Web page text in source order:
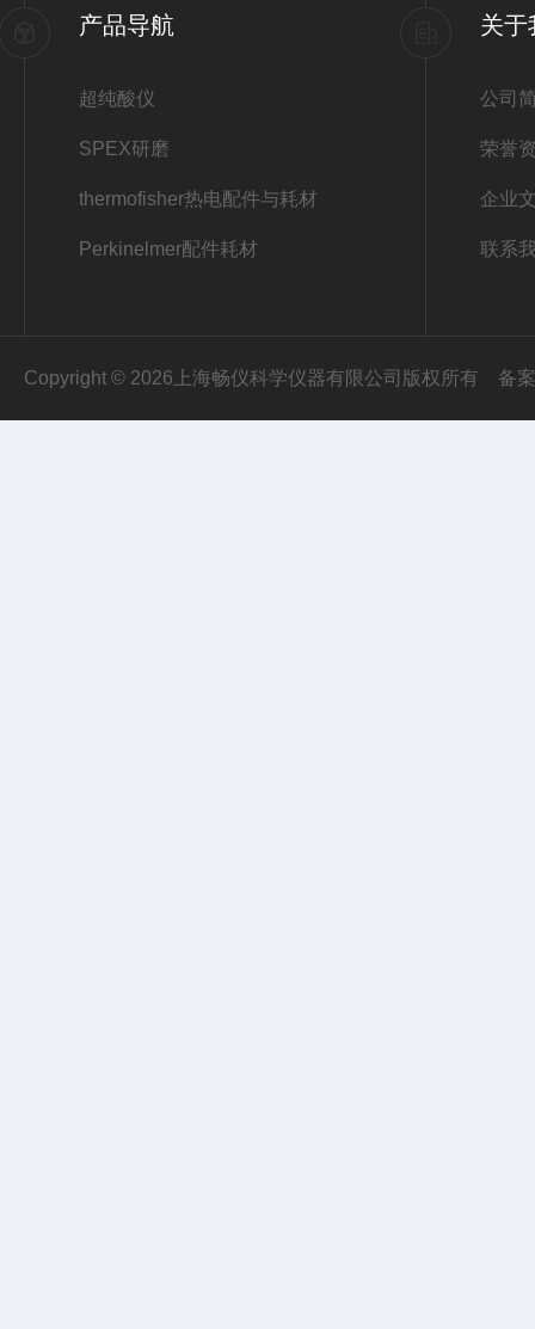
产品导航
超纯酸仪
SPEX研磨
thermofisher热电配件与耗材
Perkinelmer配件耗材
关于
公司
荣誉
企业
联系
Copyright © 2026上海畅仪科学仪器有限公司版权所有 备